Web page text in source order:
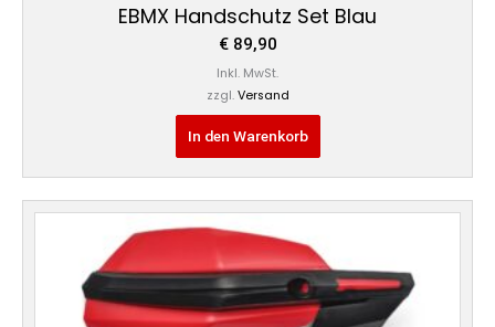
EBMX Handschutz Set Blau
€89,90
Inkl. MwSt.
zzgl. Versand
In den Warenkorb